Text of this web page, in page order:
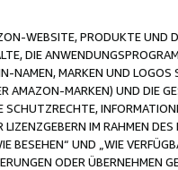
WEBSITE, PRODUKTE UND
DIE
NAMEN, MARKEN UND
AMAZON-MARKEN) UND DIE
SCHUTZRECHTE,
IM RAHMEN
BESEHEN“ UND „WIE
ODER ÜBERNEHMEN